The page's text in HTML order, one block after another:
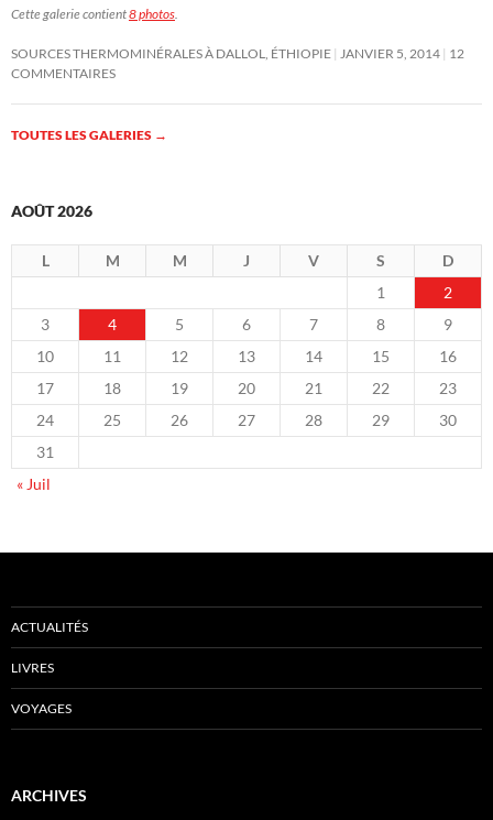
Cette galerie contient8 photos
SOURCES THERMOMINÉRALES À DALLOL, ÉTHIOPIE JANVIER 5, 2014 12
COMMENTAIRES
TOUTES LES GALERIES →
AOÛT 2026
L M M J V S
D
1
2
3
4 5 6 7 8
9
10
11 12 13 14 15
16
17
18 19 20 21 22
23
24
25 26 27 28 29
30
31
« Juil
ACTUALITÉS
LIVRES
VOYAGES
ARCHIVES